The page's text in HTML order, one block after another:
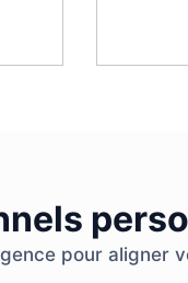
pour aligner